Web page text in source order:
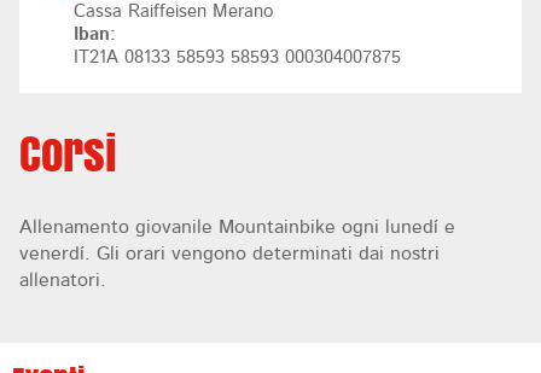
Cassa Raiffeisen Merano
Iban:
IT21A 08133 58593 58593 000304007875
Corsi
Allenamento giovanile Mountainbike ogni lunedí e
venerdí. Gli orari vengono determinati dai nostri
allenatori.